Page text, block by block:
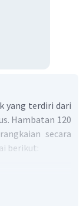
yang terdiri dari
Hambatan 120
secara
berikut: